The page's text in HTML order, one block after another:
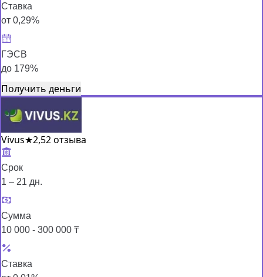
Ставка
от 0,29%
ГЭСВ
до 179%
Получить деньги
Vivus★2,52 отзыва
Срок
1 – 21 дн.
Сумма
10 000 - 300 000 ₸
Ставка